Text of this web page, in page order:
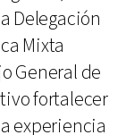
Delegación
Mixta
General de
fortalecer
experiencia